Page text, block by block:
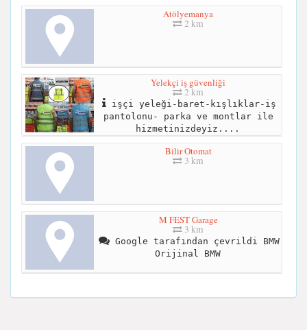
Atölyemanya
2 km
Yelekçi iş güvenliği
2 km
işçi yeleği-baret-kışlıklar-iş
pantolonu- parka ve montlar ile
hizmetinizdeyiz....
Bilir Otomat
3 km
M FEST Garage
3 km
Google tarafından çevrildi BMW
Orijinal BMW